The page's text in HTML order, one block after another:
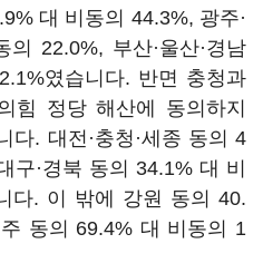
대 비동의 44.3%, 광주·
22.0%, 부산·울산·경남
였습니다. 반면 충청과
힘 정당 해산에 동의하지
다. 대전·충청·세종 동의 4
·경북 동의 34.1% 대 비
다. 이 밖에 강원 동의 40.
동의 69.4% 대 비동의 1